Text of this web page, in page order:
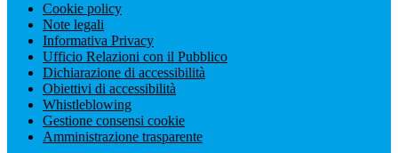
Cookie policy
Note legali
Informativa Privacy
Ufficio Relazioni con il Pubblico
Dichiarazione di accessibilità
Obiettivi di accessibilità
Whistleblowing
Gestione consensi cookie
Amministrazione trasparente